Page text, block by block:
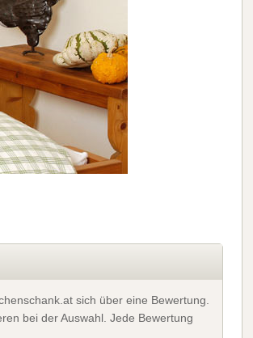
sich über eine Bewertung.
bei der Auswahl. Jede Bewertung